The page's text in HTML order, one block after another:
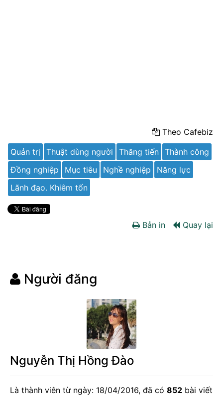
Theo Cafebiz
Quản trị
Thuật dùng người Thăng tiến Thành công
Đồng nghiệp
Mục tiêu Nghề nghiệp
Năng lực
Lãnh đạo. Khiêm tốn
Bản in Quay lại
Người đăng
Nguyễn Thị Hồng Đào
Là thành viên từ ngày: 18/04/2016, đã có 852 bài viết